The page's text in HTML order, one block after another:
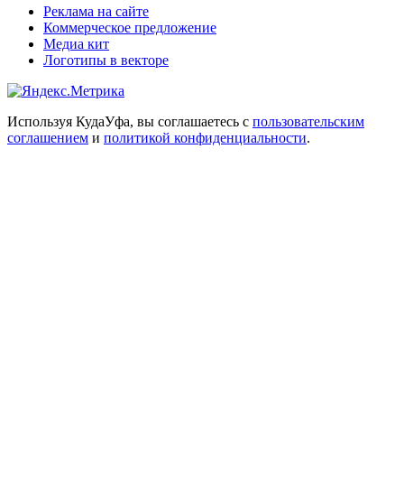
Реклама на сайте
Коммерческое предложение
Медиа кит
Логотипы в векторе
Используя КудаУфа, вы соглашаетесь с пользовательским
соглашением и политикой конфиденциальности.